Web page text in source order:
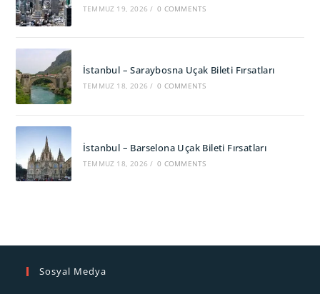
TEMMUZ 19, 2026 / 0 COMMENTS
İstanbul – Saraybosna Uçak Bileti Fırsatları
TEMMUZ 18, 2026 / 0 COMMENTS
İstanbul – Barselona Uçak Bileti Fırsatları
TEMMUZ 18, 2026 / 0 COMMENTS
Sosyal Medya